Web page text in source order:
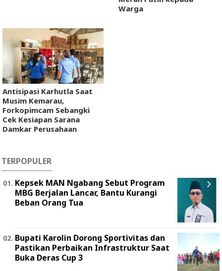
Warga
Antisipasi Karhutla Saat
Musim Kemarau,
Forkopimcam Sebangki
Cek Kesiapan Sarana
Damkar Perusahaan
TERPOPULER
Kepsek MAN Ngabang Sebut Program
MBG Berjalan Lancar, Bantu Kurangi
Beban Orang Tua
Bupati Karolin Dorong Sportivitas dan
Pastikan Perbaikan Infrastruktur Saat
Buka Deras Cup 3